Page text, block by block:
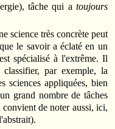
tâche qui a toujours
science très concrète peut
le savoir a éclaté en un
spécialisé à l'extrême. Il
par exemple, la
sciences appliquées, bien
grand nombre de tâches
de noter aussi, ici,